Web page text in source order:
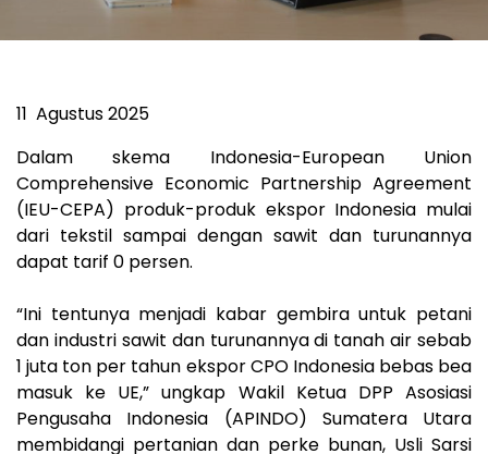
11 Agustus 2025
Dalam skema Indonesia-European Union
Comprehensive Economic Partnership Agreement
(IEU-CEPA) produk-produk ekspor Indonesia mulai
dari tekstil sampai dengan sawit dan turunannya
dapat tarif 0 persen.
“Ini tentunya menjadi kabar gembira untuk petani
dan industri sawit dan turunannya di tanah air sebab
1 juta ton per tahun ekspor CPO Indonesia bebas bea
masuk ke UE,” ungkap Wakil Ketua DPP Asosiasi
Pengusaha Indonesia (APINDO) Sumatera Utara
membidangi pertanian dan perke bunan, Usli Sarsi